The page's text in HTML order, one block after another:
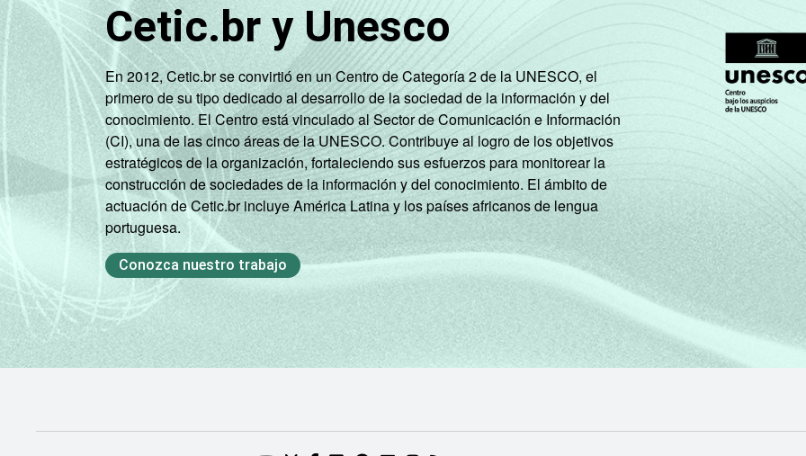
Cetic.br y Unesco
En 2012, Cetic.br se convirtió en un Centro de Categoría 2 de la UNESCO, el
primero de su tipo dedicado al desarrollo de la sociedad de la información y del
conocimiento. El Centro está vinculado al Sector de Comunicación e Información
(CI), una de las cinco áreas de la UNESCO. Contribuye al logro de los objetivos
estratégicos de la organización, fortaleciendo sus esfuerzos para monitorear la
construcción de sociedades de la información y del conocimiento. El ámbito de
actuación de Cetic.br incluye América Latina y los países africanos de lengua
portuguesa.
Conozca nuestro trabajo